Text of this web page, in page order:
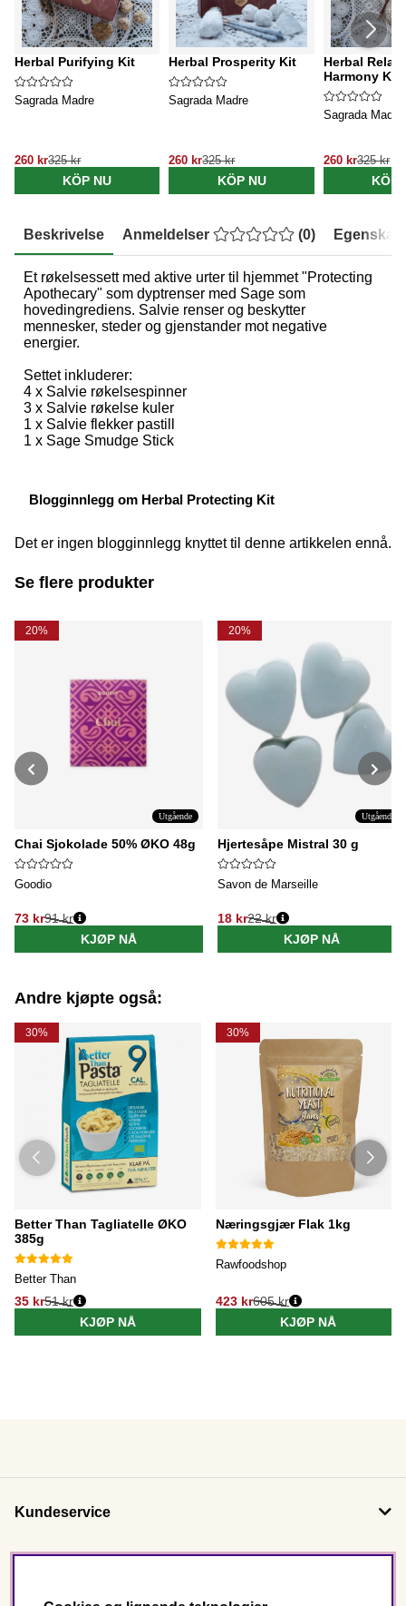
Herbal Purifying Kit
Sagrada Madre
260 kr325 kr
KÖP NU
Herbal Prosperity Kit
Sagrada Madre
260 kr325 kr
KÖP NU
Herbal
Harmony Kit
Sagrada Madre
260 kr325 kr
KÖP
Beskrivelse Anmeldelser (0)
Et røkelsessett med aktive urter til hjemmet "Protecting
Apothecary" som dyptrenser med Sage som
hovedingrediens. Salvie renser og beskytter
mennesker, steder og gjenstander mot negative
energier.
Settet inkluderer:
4 x Salvie røkelsespinner
3 x Salvie røkelse kuler
1 x Salvie flekker pastill
1 x Sage Smudge Stick
Blogginnlegg om Herbal Protecting Kit
Det er ingen blogginnlegg knyttet til denne artikkelen ennå.
Se flere produkter
20%
Utgående
Chai Sjokolade 50% ØKO 48g
Goodio
73 kr
Vanlig pris:
91 kr
KJØP NÅ
20%
Utgående
Hjertesåpe Mistral 30 g
Savon de Marseille
18 kr
Vanlig pris:
22 kr
KJØP NÅ
Andre kjøpte også:
30%
Better Than Tagliatelle ØKO
385g
Better Than
35 kr51 kr
KJØP NÅ
30%
Næringsgjær Flak 1kg
Rawfoodshop
423 kr605 kr
KJØP NÅ
Kundeservice